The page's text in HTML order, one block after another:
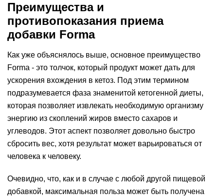
Преимущества и
противопоказания приема
добавки Forma
Как уже объяснялось выше, основное преимущество
Forma - это толчок, который продукт может дать для
ускорения вхождения в кетоз. Под этим термином
подразумевается фаза знаменитой кетогенной диеты,
которая позволяет извлекать необходимую организму
энергию из скоплений жиров вместо сахаров и
углеводов. Этот аспект позволяет довольно быстро
сбросить вес, хотя результат может варьироваться от
человека к человеку.
Очевидно, что, как и в случае с любой другой пищевой
добавкой, максимальная польза может быть получена